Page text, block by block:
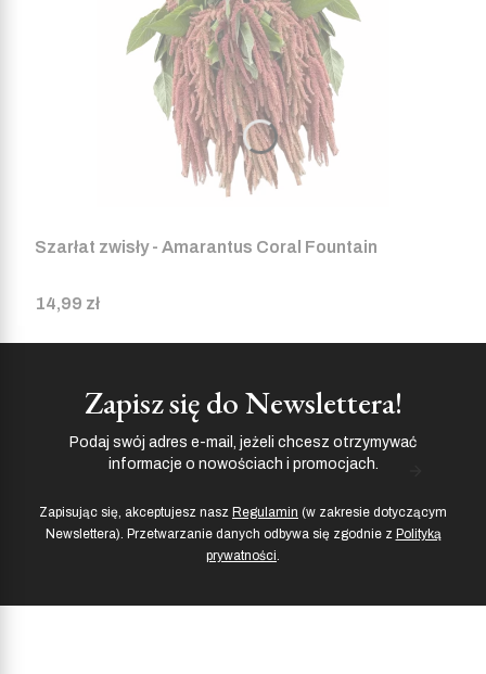
Szarłat zwisły - Amarantus Coral Fountain
Cena
14,99 zł
Zapisz się do Newslettera!
Podaj swój adres e-mail, jeżeli chcesz otrzymywać
informacje o nowościach i promocjach.
Zapisując się, akceptujesz nasz Regulamin (w zakresie dotyczącym
Newslettera). Przetwarzanie danych odbywa się zgodnie z Polityką
prywatności